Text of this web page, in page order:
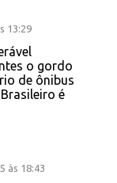
13:29
o gordo
de ônibus
é
às 18:43